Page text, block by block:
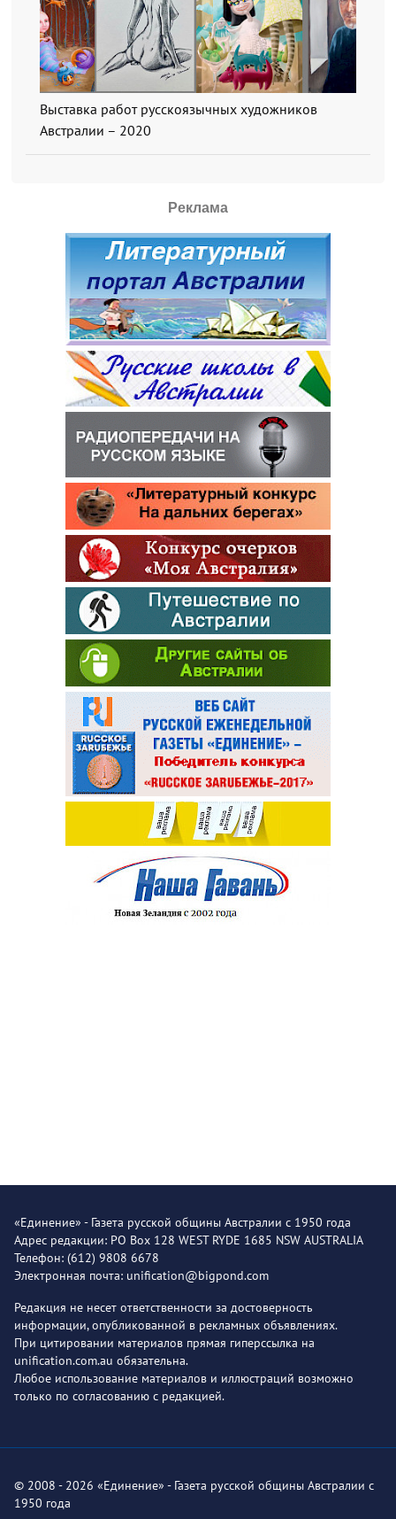
Выставка работ русскоязычных художников
Австралии – 2020
Реклама
«Единение» - Газета русской общины Австралии с 1950 года
Адрес редакции: PO Box 128 WEST RYDE 1685 NSW AUSTRALIA
Телефон: (612) 9808 6678
Электронная почта: unification@bigpond.com
Редакция не несет ответственности за достоверность
информации, опубликованной в рекламных объявлениях.
При цитировании материалов прямая гиперссылка на
unification.com.au обязательна.
Любое использование материалов и иллюстраций возможно
только по согласованию с редакцией.
© 2008 - 2026 «Единение» - Газета русской общины Австралии с
1950 года